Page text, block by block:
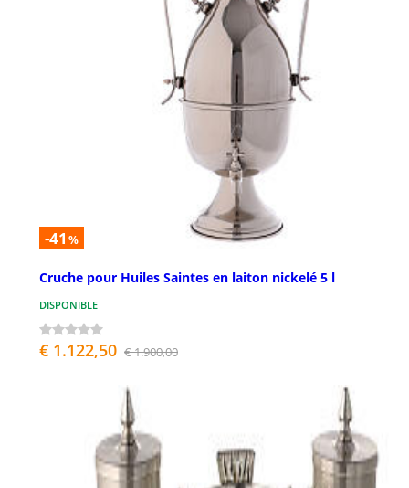
-41 %
Cruche pour Huiles Saintes en laiton nickelé 5 l
DISPONIBLE
€ 1.122,50 € 1.900,00